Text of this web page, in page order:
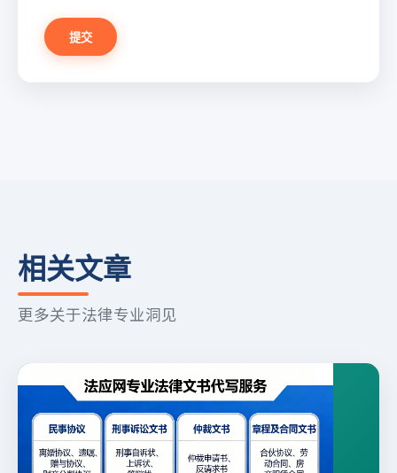
提交
相关文章
更多关于法律专业洞见